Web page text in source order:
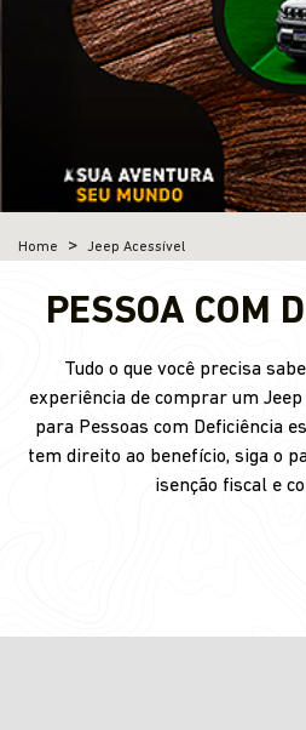
Home Jeep Acessível
PESSOA COM
Tudo o que você precisa
experiência de comprar um
para Pessoas com Deficiência
tem direito ao benefício, siga o
isenção fiscal e